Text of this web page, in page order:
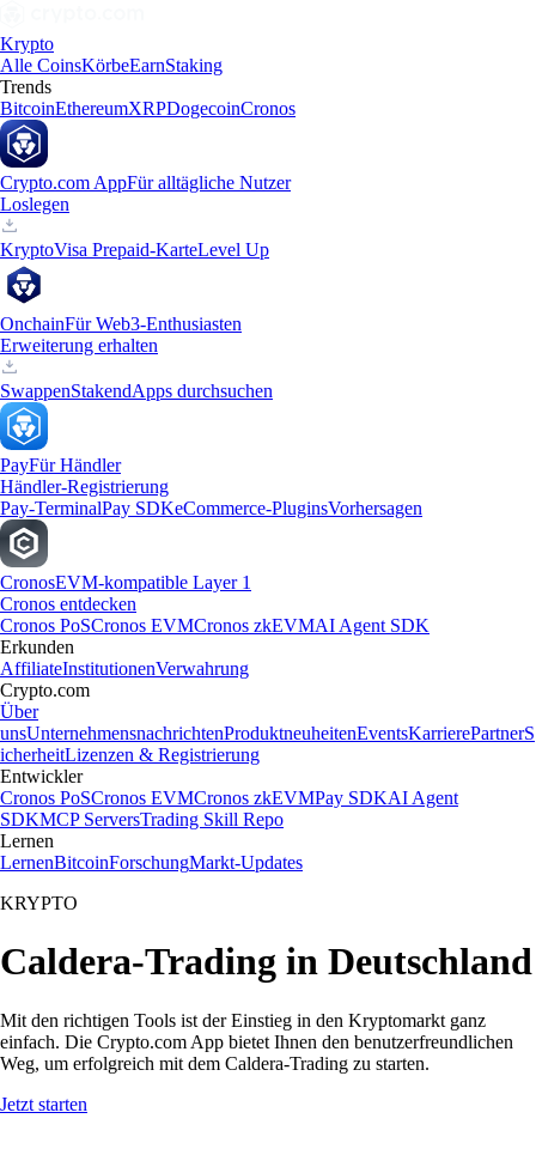
Krypto
Alle CoinsKörbeEarnStaking
Trends
BitcoinEthereumXRPDogecoinCronos
Crypto.com AppFür alltägliche Nutzer
Loslegen
KryptoVisa Prepaid-KarteLevel Up
OnchainFür Web3-Enthusiasten
Erweiterung erhalten
SwappenStakendApps durchsuchen
PayFür Händler
Händler-Registrierung
Pay-TerminalPay SDKeCommerce-PluginsVorhersagen
CronosEVM-kompatible Layer 1
Cronos entdecken
Cronos PoSCronos EVMCronos zkEVMAI Agent SDK
Erkunden
AffiliateInstitutionenVerwahrung
Crypto.com
Über
unsUnternehmensnachrichtenProduktneuheitenEventsKarrierePartnerS
icherheitLizenzen & Registrierung
Entwickler
Cronos PoSCronos EVMCronos zkEVMPay SDKAI Agent
SDKMCP ServersTrading Skill Repo
Lernen
LernenBitcoinForschungMarkt-Updates
KRYPTO
Caldera-Trading in Deutschland
Mit den richtigen Tools ist der Einstieg in den Kryptomarkt ganz
einfach. Die Crypto.com App bietet Ihnen den benutzerfreundlichen
Weg, um erfolgreich mit dem Caldera-Trading zu starten.
Jetzt starten